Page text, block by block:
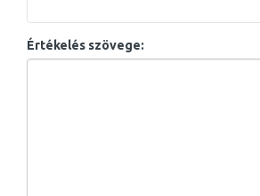
Értékelés szövege: